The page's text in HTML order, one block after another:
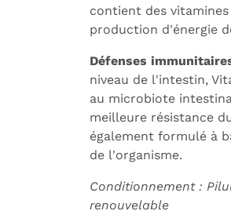
contient des
production d'énergie
Défenses
niveau de l'intestin,
au microbiote
meilleure résistance
également formulé à
de l'organisme.
Conditionnement :
renouvelable